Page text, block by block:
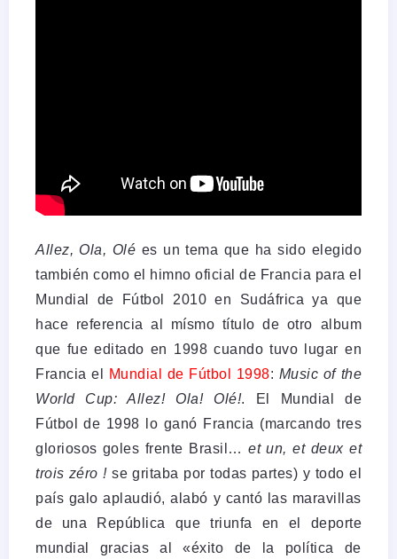
Allez, Ola, Olé es un tema que ha sido elegido
también como el himno oficial de Francia para el
Mundial de Fútbol 2010 en Sudáfrica ya que
hace referencia al mísmo título de otro album
que fue editado en 1998 cuando tuvo lugar en
Francia el
Mundial de Fútbol 1998: Music of the
World Cup: Allez! Ola! Olé!.
El Mundial de
Fútbol de 1998 lo ganó Francia (marcando tres
gloriosos goles frente Brasil… et un, et deux et
trois zéro !se gritaba por todas partes) y todo el
país galo aplaudió, alabó y cantó las maravillas
de una República que triunfa en el deporte
mundial gracias al «éxito de la política de